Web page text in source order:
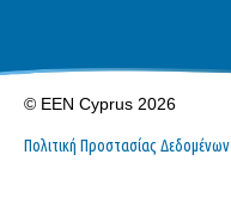
© EEN Cyprus 2026
Πολιτική Προστασίας Δεδομένων